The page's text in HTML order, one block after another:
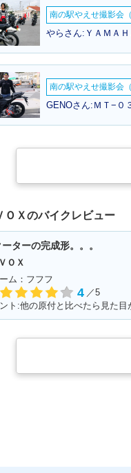
・マイナー
2009年 VOX
南の駅やえせ撮影会
やらさん:ＹＡＭＡ
南の駅やえせ撮影会
GENOさん:ＭＴ−０
ＯＸのバイクレビュー
ターの完成形。。。
ＶＯＸ
ム：フフフ
4 ／5